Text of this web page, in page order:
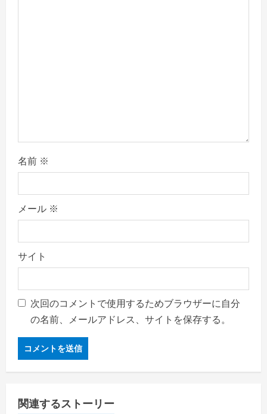
名前 ※
メール ※
サイト
次回のコメントで使用するためブラウザーに自分
の名前、メールアドレス、サイトを保存する。
関連するストーリー